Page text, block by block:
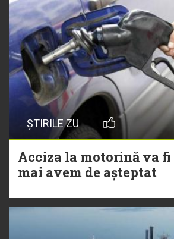
ȘTIRILE ZU
Acciza la motorină va fi
mai avem de așteptat